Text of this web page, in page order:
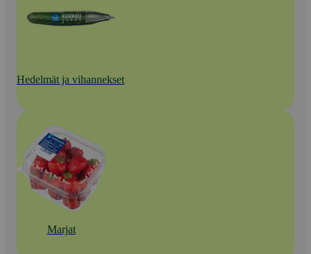
Hedelmät ja vihannekset
Marjat